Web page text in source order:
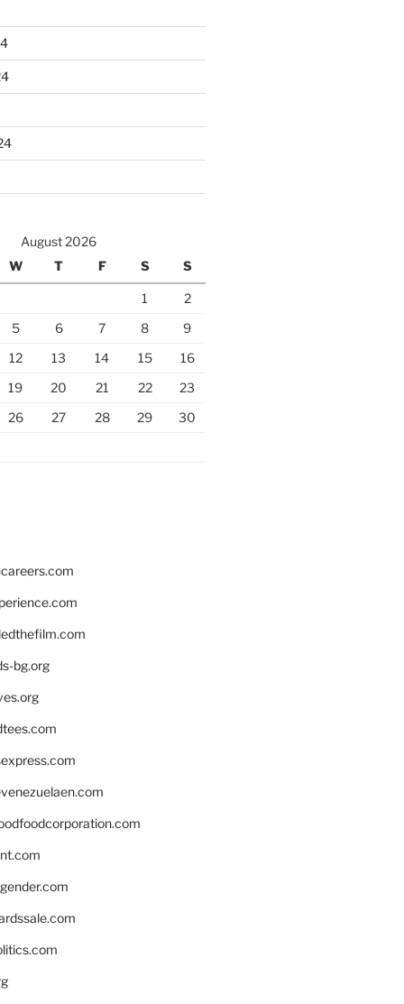
August 2026
W T F S S
1
2
5 6 7 8
9
12 13 14 15
16
19 20 21 22
23
26 27 28 29
30
bg.org